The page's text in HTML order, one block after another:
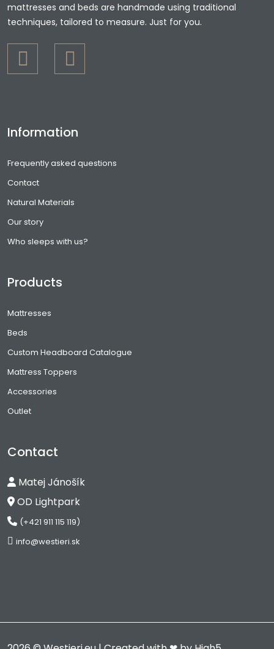
mattresses and beds are handmade using traditional
techniques, tailored to measure. Just for you.
Information
Frequently asked questions
Contact
Natural Materials
Our story
Who sleeps with us?
Products
Mattresses
Beds
Custom Headboard Catalogue
Mattress Toppers
Accessories
Outlet
Contact
Matej Jánošík
OD Lightpark
(+421 911 115 119)
info@westieri.sk